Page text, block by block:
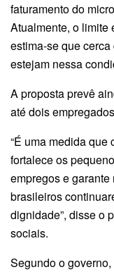
faturamento do
Atualmente, o limite
estima-se que
estejam nessa
A proposta prevê
até dois
“É uma medida que
fortalece os
empregos e
brasileiros
dignidade”, disse o
sociais.
Segundo o